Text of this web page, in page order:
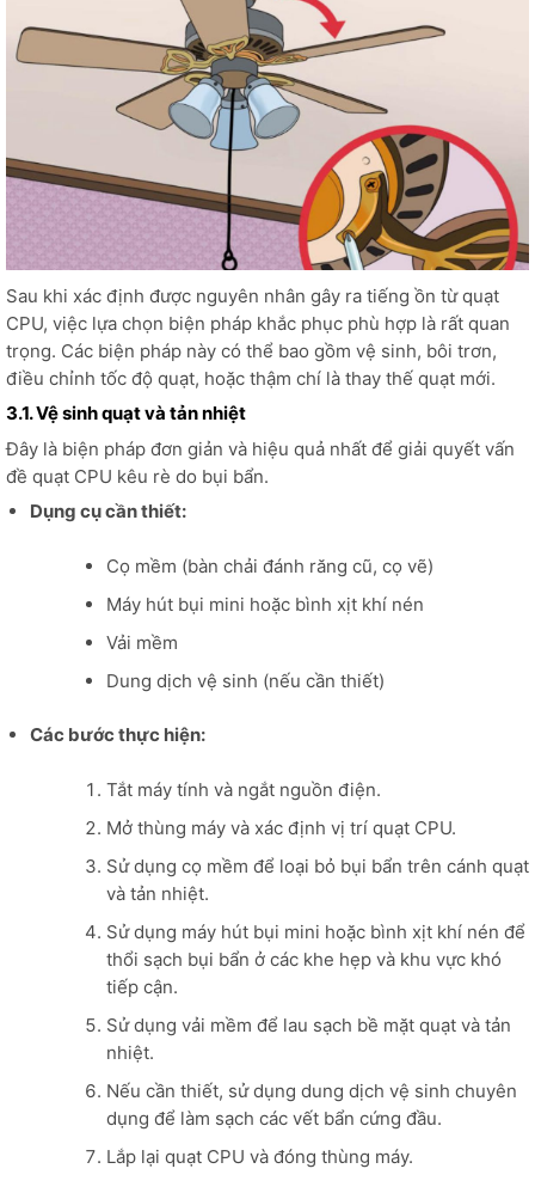
Sau khi xác định được nguyên nhân gây ra tiếng ồn từ quạt
CPU, việc lựa chọn biện pháp khắc phục phù hợp là rất quan
trọng. Các biện pháp này có thể bao gồm vệ sinh, bôi trơn,
điều chỉnh tốc độ quạt, hoặc thậm chí là thay thế quạt mới.
3.1. Vệ sinh quạt và tản nhiệt
Đây là biện pháp đơn giản và hiệu quả nhất để giải quyết vấn
đề quạt CPU kêu rè do bụi bẩn.
Dụng cụ cần thiết:
Cọ mềm (bàn chải đánh răng cũ, cọ vẽ)
Máy hút bụi mini hoặc bình xịt khí nén
Vải mềm
Dung dịch vệ sinh (nếu cần thiết)
Các bước thực hiện:
Tắt máy tính và ngắt nguồn điện.
Mở thùng máy và xác định vị trí quạt CPU.
Sử dụng cọ mềm để loại bỏ bụi bẩn trên cánh quạt
và tản nhiệt.
Sử dụng máy hút bụi mini hoặc bình xịt khí nén để
thổi sạch bụi bẩn ở các khe hẹp và khu vực khó
tiếp cận.
Sử dụng vải mềm để lau sạch bề mặt quạt và tản
nhiệt.
Nếu cần thiết, sử dụng dung dịch vệ sinh chuyên
dụng để làm sạch các vết bẩn cứng đầu.
Lắp lại quạt CPU và đóng thùng máy.